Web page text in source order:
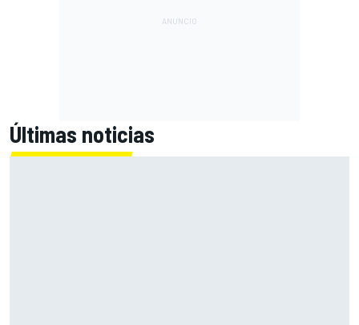
Últimas noticias